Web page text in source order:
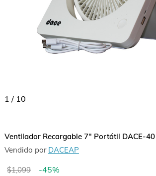
1 / 10
Ventilador Recargable 7" Portátil DACE-40
Vendido por DACEAP
$1,099 -45%